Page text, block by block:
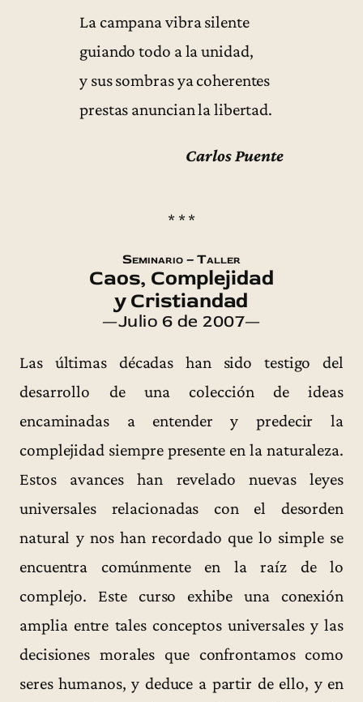
La campana vibra silente
guiando todo a la unidad,
y sus sombras ya coherentes
prestas anuncian la libertad.
Carlos Puente
* * *
Seminario – Taller
Caos, Complejidad
y Cristiandad
—Julio 6 de 2007—
Las últimas décadas han sido testigo del
desarrollo de una colección de ideas
encaminadas a entender y predecir la
complejidad siempre presente en la naturaleza.
Estos avances han revelado nuevas leyes
universales relacionadas con el desorden
natural y nos han recordado que lo simple se
encuentra comúnmente en la raíz de lo
complejo. Este curso exhibe una conexión
amplia entre tales conceptos universales y las
decisiones morales que confrontamos como
seres humanos, y deduce a partir de ello, y en